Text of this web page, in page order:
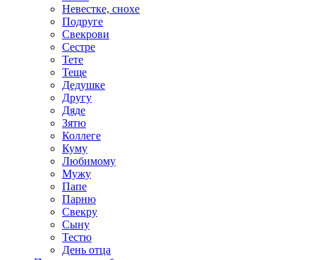
Невестке, снохе
Подруге
Свекрови
Сестре
Тете
Теще
Дедушке
Другу
Дяде
Зятю
Коллеге
Куму
Любимому
Мужу
Папе
Парню
Свекру
Сыну
Тестю
День отца